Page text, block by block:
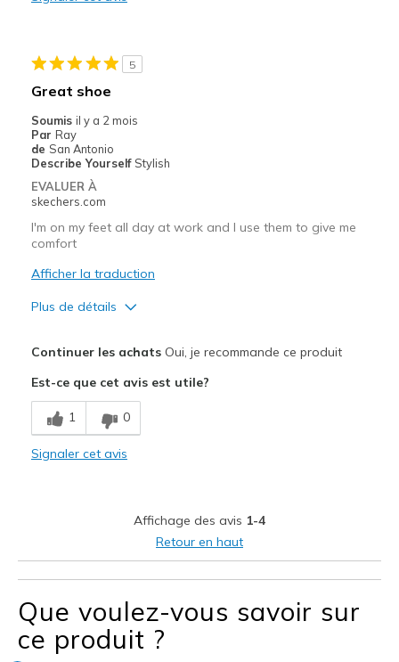
Sizing
5
Great shoe
Soumis il y a 2 mois
Par Ray
de San Antonio
Describe Yourself Stylish
EVALUER À
skechers.com
I'm on my feet all day at work and I use them to give me
comfort
Afficher la traduction
Plus de détails
Breathe Well
Comfortable
Les meilleures utilisations
Casual Wear
Travel
Continuer les achatsOui, je recommande ce produit
Est-ce que cet avis est utile?
1 0
Signaler cet avis
Affichage des avis 1-4
Retour en haut
Que voulez-vous savoir sur
ce produit ?